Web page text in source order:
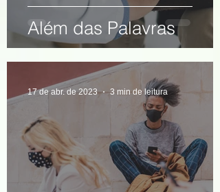
Além das Palavras
17 de abr. de 2023 3 min de leitura